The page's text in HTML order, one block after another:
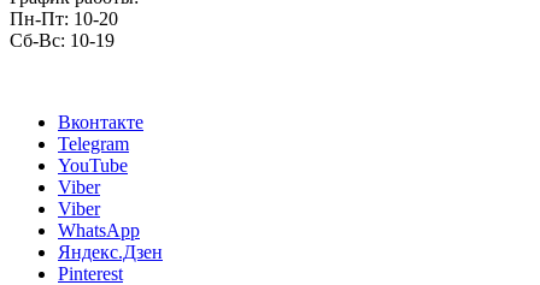
Пн-Пт: 10-20
Сб-Вс: 10-19
Вконтакте
Telegram
YouTube
Viber
Viber
WhatsApp
Яндекс.Дзен
Pinterest